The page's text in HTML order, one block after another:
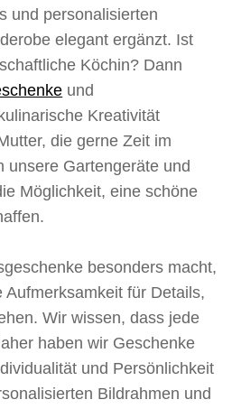
und personalisierten
elegant ergänzt. Ist
Köchin? Dann
und
Kreativität
die gerne Zeit im
unsere Gartengeräte und
Möglichkeit, eine schöne
besonders macht,
für Details,
Wir wissen, dass jede
haben wir Geschenke
und Persönlichkeit
Bildrahmen und